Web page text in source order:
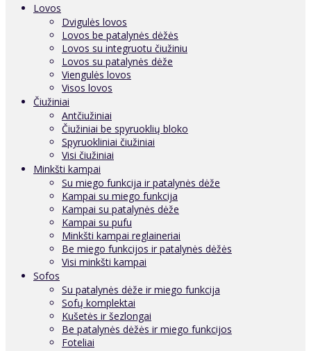
Lovos
Dvigulės lovos
Lovos be patalynės dėžės
Lovos su integruotu čiužiniu
Lovos su patalynės dėže
Viengulės lovos
Visos lovos
Čiužiniai
Antčiužiniai
Čiužiniai be spyruoklių bloko
Spyruokliniai čiužiniai
Visi čiužiniai
Minkšti kampai
Su miego funkcija ir patalynės dėže
Kampai su miego funkcija
Kampai su patalynės dėže
Kampai su pufu
Minkšti kampai reglaineriai
Be miego funkcijos ir patalynės dėžės
Visi minkšti kampai
Sofos
Su patalynės dėže ir miego funkcija
Sofų komplektai
Kušetės ir šezlongai
Be patalynės dėžės ir miego funkcijos
Foteliai